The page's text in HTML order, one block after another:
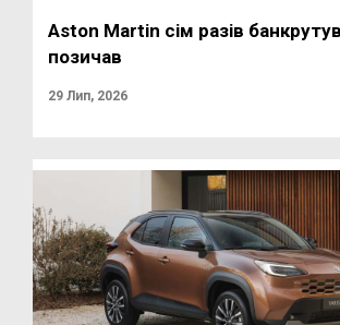
Aston Martin сім разів
позичав
29 Лип, 2026